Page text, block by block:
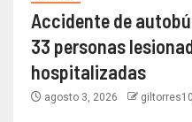
Accidente de
33 personas
hospitalizadas
agosto 3, 2026